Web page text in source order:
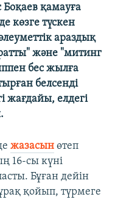
Боқаев қамауға
көзге түскен
араздық
және "митинг
бес жылға
белсенді
жағдайы, елдегі
жазасын өтеп
16-сы күні
Бұған дейін
қойып, түрмеге